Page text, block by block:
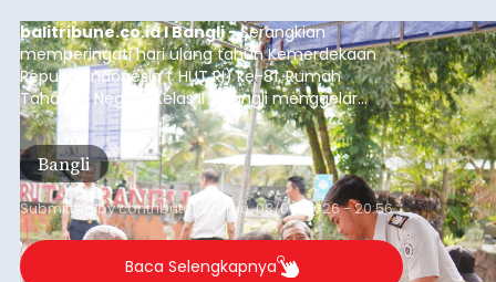
balitribune.co.id I Bangli -Serangkian
memperingati hari ulang tahun Kemerdekaan
Republik Indonesia ( HUT RI) ke-81, Rumah
Tahanan Negara Kelas II B Bangli menggelar
kegiatan pemeriksaan kesehatan gratis, Rabu
(6/8/2026).
Bangli
Submitted bycontributor Thu, 08/06/2026 - 20:56
Baca Selengkapnya